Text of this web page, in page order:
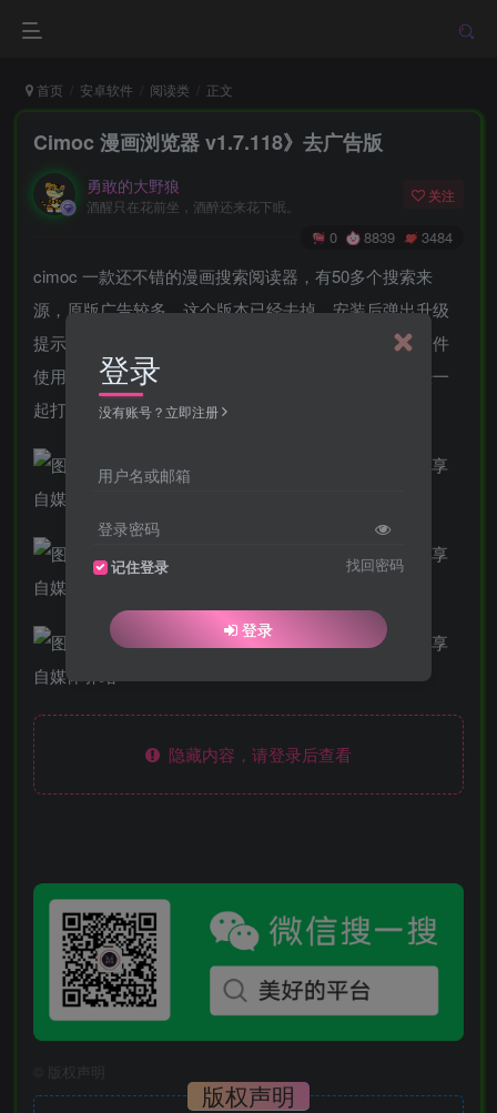
首页 安卓软件 阅读类 正文
Cimoc 漫画浏览器 v1.7.118》去广告版
勇敢的大野狼
酒醒只在花前坐，酒醉还来花下眠。
关注
0 8839 3484
cimoc 一款还不错的漫画搜索阅读器，有50多个搜索来
源，原版广告较多，这个版本已经去掉，安装后弹出升级
提示，请不要点升级，否则又会变回有广告的版本，软件
使用简单，安装后导入漫画源就可以了，源和软件已经一
起打包好了。
隐藏内容，请登录后查看
版权声明
版权声明
登录
没有账号？立即注册
用户名或邮箱
登录密码
记住登录 找回密码
登录